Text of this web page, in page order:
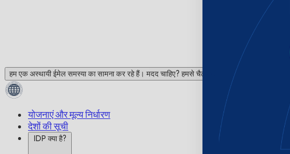
हम एक अस्थायी ईमेल समस्या का सामना कर रहे हैं। मदद चाहिए? हमसे चैट करें!
योजनाएं और मूल्य निर्धारण
देशों की सूची
IDP क्या है?